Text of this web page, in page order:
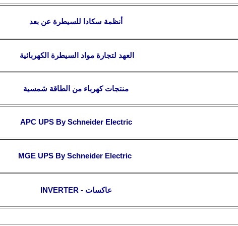
أنظمة سكادا للسيطرة عن بعد
العهد لتجارة مواد السيطرة الكهربائية
منتجات كهرباء من الطاقة شمسية
APC UPS By Schneider Electric
MGE UPS By Schneider Electric
INVERTER - عاكسات